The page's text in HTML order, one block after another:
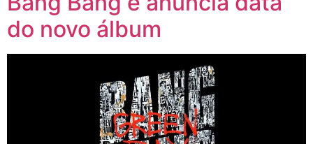
do novo álbum